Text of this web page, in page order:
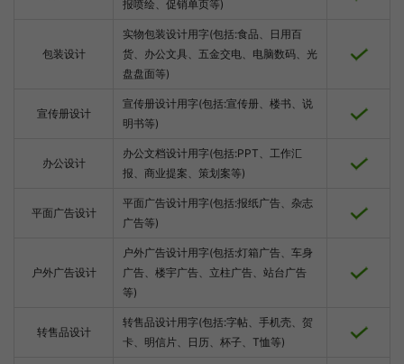
报喷绘、促销单页等)
包装设计
实物包装设计用字(包括:食品、日用百
货、办公文具、五金交电、电脑数码、光
盘盘面等)
宣传册设计
宣传册设计用字(包括:宣传册、楼书、说
明书等)
办公设计
办公文档设计用字(包括:PPT、工作汇
报、商业提案、策划案等)
平面广告设计
平面广告设计用字(包括:报纸广告、杂志
广告等)
户外广告设计
户外广告设计用字(包括:灯箱广告、车身
广告、楼宇广告、立柱广告、站台广告
等)
转售品设计
转售品设计用字(包括:字帖、手机壳、贺
卡、明信片、日历、杯子、T恤等)